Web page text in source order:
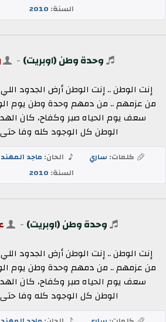
السنة: 2010
وحدة وطن (اوبريت) -
إنت الوطن .. إنت الوطن أرض الجدود
من عزمهم .. من دمهم وحدة وطن يوم
سعف يوم الحياه صبر وكفاح، كان
الوطن كل الوجود كله وفا
كلمات: ساري الحان: ماجد
السنة: 2010
وحدة وطن (اوبريت) -
إنت الوطن .. إنت الوطن أرض الجدود
من عزمهم .. من دمهم وحدة وطن يوم
سعف يوم الحياه صبر وكفاح، كان
الوطن كل الوجود كله وفا